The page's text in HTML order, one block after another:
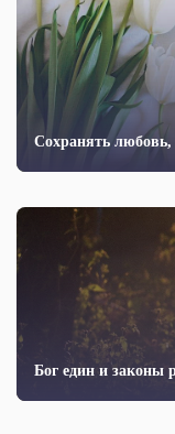
Сохранять любовь,
Бог един и законы